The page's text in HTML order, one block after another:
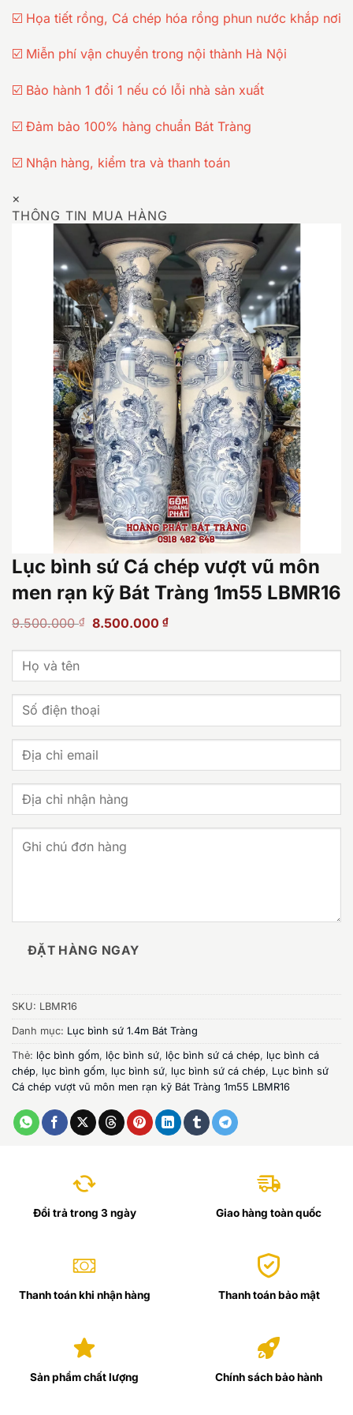
☑️ Họa tiết rồng, Cá chép hóa rồng phun nước khắp nơi
☑️ Miễn phí vận chuyển trong nội thành Hà Nội
☑️ Bảo hành 1 đổi 1 nếu có lỗi nhà sản xuất
☑️ Đảm bảo 100% hàng chuẩn Bát Tràng
☑️ Nhận hàng, kiểm tra và thanh toán
×
THÔNG TIN MUA HÀNG
Lục bình sứ Cá chép vượt vũ môn
men rạn kỹ Bát Tràng 1m55 LBMR16
9.500.000₫
Giá
9.500.000 ₫.
8.500.000 ₫Giá
là:
ĐẶT HÀNG NGAY
SKU: LBMR16
Danh mục: Lục bình sứ 1.4m Bát Tràng
Thẻ: lộc bình gốm, lộc bình sứ, lộc bình sứ cá chép, lục bình cá
chép, lục bình gốm, lục bình sứ, lục bình sứ cá chép, Lục bình sứ
Cá chép vượt vũ môn men rạn kỹ Bát Tràng 1m55 LBMR16
Đổi trả trong 3 ngày Giao hàng toàn quốc
Thanh toán khi nhận hàng Thanh toán bảo mật
Sản phẩm chất lượng Chính sách bảo hành